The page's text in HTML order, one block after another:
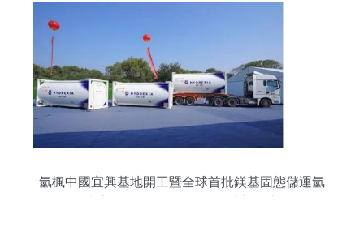
氫楓中國宜興基地開工暨全球首批鎂基固態儲運氫